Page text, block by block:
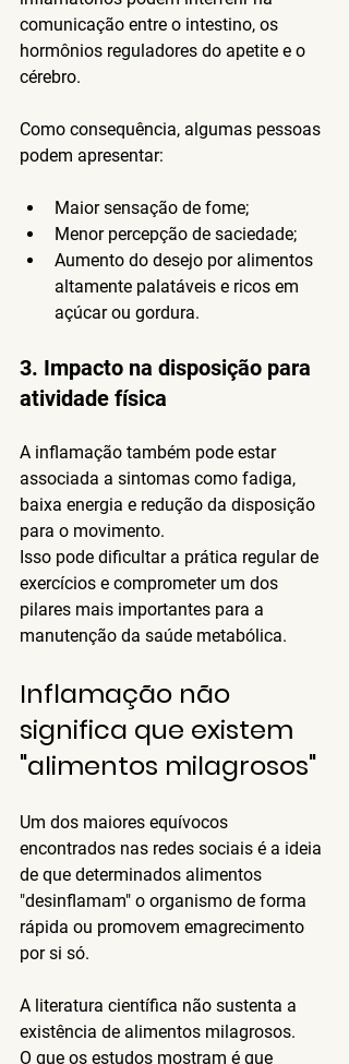
comunicação entre o intestino, os
hormônios reguladores do apetite e o
cérebro.
Como consequência, algumas pessoas
podem apresentar:
Maior sensação de fome;
Menor percepção de saciedade;
Aumento do desejo por alimentos
altamente palatáveis e ricos em
açúcar ou gordura.
3. Impacto na disposição para
atividade física
A inflamação também pode estar
associada a sintomas como fadiga,
baixa energia e redução da disposição
para o movimento.
Isso pode dificultar a prática regular de
exercícios e comprometer um dos
pilares mais importantes para a
manutenção da saúde metabólica.
Inflamação não
significa que existem
"alimentos milagrosos"
Um dos maiores equívocos
encontrados nas redes sociais é a ideia
de que determinados alimentos
"desinflamam" o organismo de forma
rápida ou promovem emagrecimento
por si só.
A literatura científica não sustenta a
existência de alimentos milagrosos.
O que os estudos mostram é que